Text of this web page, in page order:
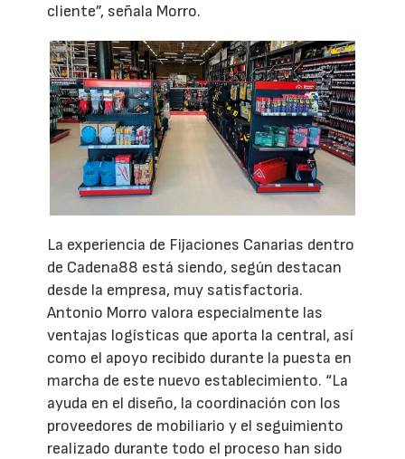
cliente”, señala Morro.
La experiencia de Fijaciones Canarias dentro
de Cadena88 está siendo, según destacan
desde la empresa, muy satisfactoria.
Antonio Morro valora especialmente las
ventajas logísticas que aporta la central, así
como el apoyo recibido durante la puesta en
marcha de este nuevo establecimiento. “La
ayuda en el diseño, la coordinación con los
proveedores de mobiliario y el seguimiento
realizado durante todo el proceso han sido